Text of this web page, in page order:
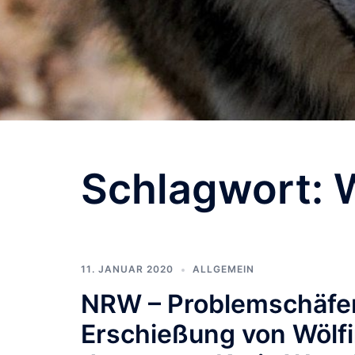
Schlagwort:
11. JANUAR 2020 ALLGEMEIN
NRW –
Erschießung von